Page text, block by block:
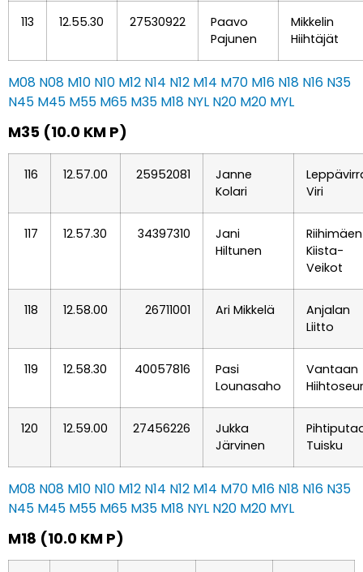
113 12.55.30 27530922
Paavo
Pajunen
Mikkelin
Hiihtäjät
M08 N08 M10 N10 M12 N14 N12 M14 M70 M16 N18 N16 N35
N45 M45 M55 M65 M35 M18 NYL N20 M20 MYL
M35 (10.0 KM P)
116 12.57.00 25952081
Janne
Kolari
Viri
117 12.57.30 34397310
Jani
Hiltunen
Riihimäen
Kiista-
Veikot
118 12.58.00 26711001 Ari Mikkelä
Anjalan
Liitto
119 12.58.30 40057816
Pasi
Lounasaho
Vantaan
120 12.59.00 27456226
Jukka
Järvinen
Tuisku
M08 N08 M10 N10 M12 N14 N12 M14 M70 M16 N18 N16 N35
N45 M45 M55 M65 M35 M18 NYL N20 M20 MYL
M18 (10.0 KM P)